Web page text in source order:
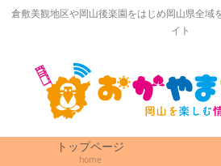
倉敷美観地区や岡山後楽園をはじめ岡山県全域
イト
トップページ
home